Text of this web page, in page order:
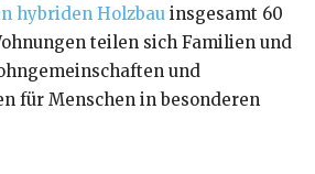
hybriden Holzbau insgesamt 60
teilen sich Familien und
und
für Menschen in besonderen